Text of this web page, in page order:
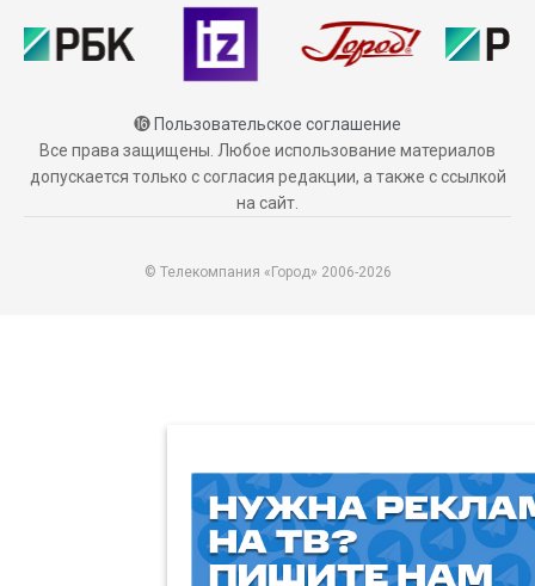
⓰ Пользовательское соглашение
Все права защищены. Любое использование материалов
допускается только с согласия редакции, а также с ссылкой
на сайт.
© Телекомпания «Город» 2006-2026